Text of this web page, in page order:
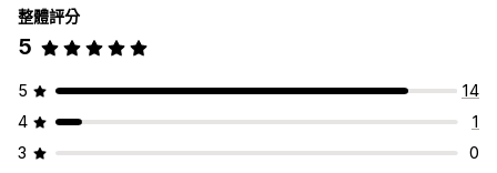
整體評分
5
5
14
4
1
3
0